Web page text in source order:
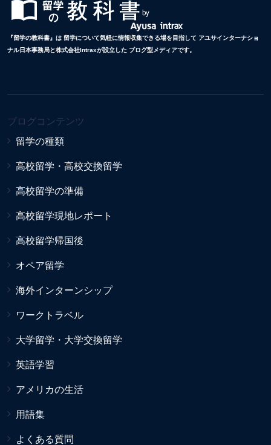
『留学の教科書』は 留学について気軽に情報収集できる場を目指して アユサインターナショ
ナル日本事務局と株式会社Intraxが設立した ブログ型メディアです。
ブログコンテンツ
留学の種類
高校留学・高校交換留学
高校留学の準備
高校留学現地レポート
高校留学帰国後
オペア留学
海外インターンシップ
ワークトラベル
大学留学・大学交換留学
英語学習
アメリカの生活
用語集
よくある質問